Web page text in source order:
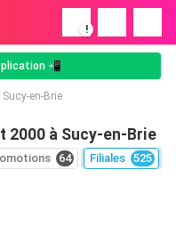
!
📲
Sucy-en-Brie
2000 à Sucy-en-Brie
64 Filiales 525